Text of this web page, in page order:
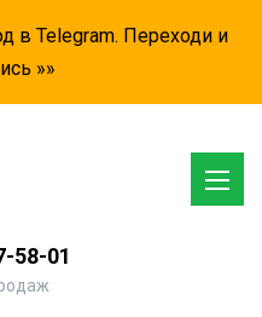
в Telegram. Переходи и
»»
58-01